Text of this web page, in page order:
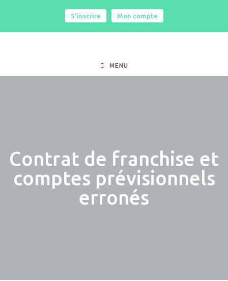
S'inscrire Mon compte
MENU
Contrat de franchise et
comptes prévisionnels
erronés